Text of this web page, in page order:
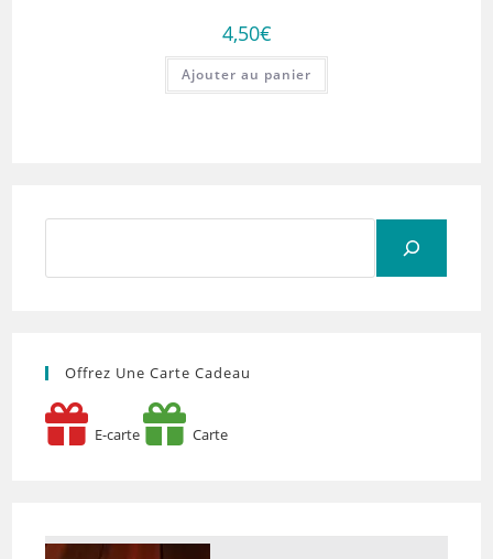
4,50€
Ajouter au panier
Offrez Une Carte Cadeau
E-carte Carte